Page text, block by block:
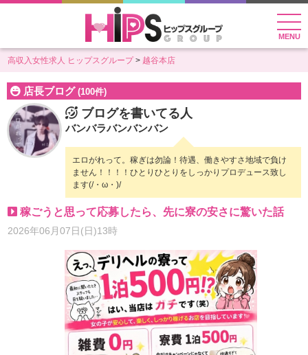
MENU
高収入女性求人 ヒップスグループ 越谷本店
店長ブログ (100件)
ブログを書いてる人
バンバラバンバンバン
エロがれって。稼ぎは勿論！待遇、働きやすさ地域で負け
ません！！！！ひとりひとりをしっかりプロデュース致し
ます(/・ω・)/
稼ごうと思って応募したら、先に寮の安さに驚いた話
2026年06月07日(日)13時